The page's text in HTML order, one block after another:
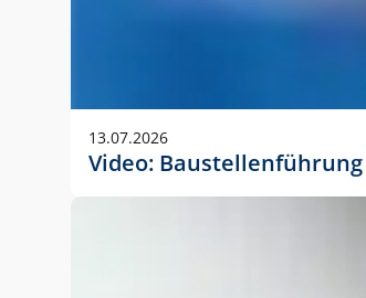
13.07.2026
Video: